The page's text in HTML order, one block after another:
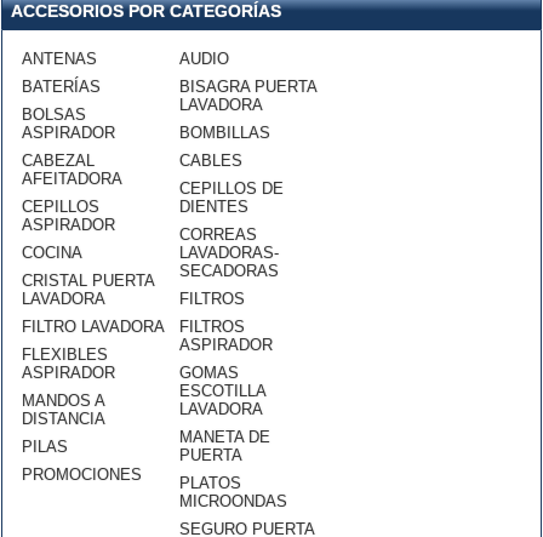
ACCESORIOS POR CATEGORÍAS
ANTENAS
BATERÍAS
BOLSAS
ASPIRADOR
CABEZAL
AFEITADORA
CEPILLOS
ASPIRADOR
COCINA
CRISTAL PUERTA
LAVADORA
FILTRO LAVADORA
FLEXIBLES
ASPIRADOR
MANDOS A
DISTANCIA
PILAS
PROMOCIONES
AUDIO
BISAGRA PUERTA
LAVADORA
BOMBILLAS
CABLES
CEPILLOS DE
DIENTES
CORREAS
LAVADORAS-
SECADORAS
FILTROS
FILTROS
ASPIRADOR
GOMAS
ESCOTILLA
LAVADORA
MANETA DE
PUERTA
PLATOS
MICROONDAS
SEGURO PUERTA